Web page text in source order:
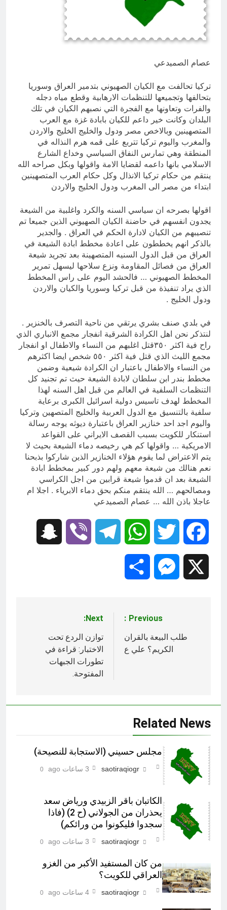
الكاتبان باقر الزبيدي ورياض سعد يحذران
من الجولاني (ح 1) (وإذا كنت فيهم فأقمت
لهم الصلاة فلتقم طائفة منهم معك
عصام الصميدعي
تركيا تحالفت مع الكيان الصهيوني بتدمير العراق وسوريا
بتحالفها وتجميعها للتنظمات الارهابية وقطع مياه دجله
والفرات وتعاونها مع الفجرة التي نصبهم الكيان في تلك
البلدان وكانت خير داعم للكيان بابادة غزة مع العرب
المتصهينين وبالاخص مصر ودول والخليج الخليج والاردن
والمغرب واليوم تركيا تتربع على قمه هرم النذاله في
المنطقة وهي تمارس النفاق السياسي وخداع الشارع
الاسلامي بانها داعمه لقضايا الامة واقولها وبكل صراحه الله
ينتقم من حكام تركيا الانذال وكل حكام العرب المتصهينين
ابتداء من مصر الى المغرب ودول الخليج والاردن
اقولها بصرحه ان سياسي السنه والكرد واغلبية من الشيعة
يجدون انفسهم في حاضنة الكيان الصهيوني الذين جميعا تم
تنصيبهم من الكيان لادارة الحكم في العراق . والجدير
بالذكر انهم يخططون على اعادة مخطط ابادة الشيعة في
العراق من قبل الدول السنيه المتصهينة بعد تجريد شيعة
العراق من فصائل المقاومة ونزع سلاحها ليسهل تمرير
المخطط الصهيوني … فالحشد اليوم على راس المخطط
الذي يراد تنفيذة من قبل تركيا وسوريا والكيان والاردن
ودول الخليج .
في بلدي صنف بشري يرتقي من ناحية التصرف بالخنزير .
لنتذكر نحن اهل الكرادة الشرقية انفجار مجمع الانباري الذي
راح فية اكثر ٣٥٠قتل اغلبهم من النساء والاطفال او انفجار
مجمع الليث الذي قتل فية اكثر ٥٥٠ شخص ايضا اكثرهم
من النساء والاطفال باعتبار ان الكرادة شيعية وضمن
مخطط بندر ابن سلطان لابادة الشيعة حيث تم تجنيد كل
التنظمات السلفية في العالم من قبل اهل السنه لهذا
المخطط لهدف تاسيس دولية اسرائيل الكبرى برعاية
سلفية بالتنسيق مع الدول العربية والخليج المتصهين وتركيا
واليوم اجد احد خنازير العراق باعتبارة ديوثه يوجه رسالة
استنكار للكويت بسبب القصف الايراني على القواعد
الامريكية … واقولها كم هي رخيصه دماء الشيعة بحيث لا
يتم الاعتراض لما يقوم هؤلاء الخنازير الذين شاركوا بذبحنا
نعم هنالك من شيعة معهم ولهم دور كبير بمخطط ابادة
الشيعة بعد ان قدموا شيعة قرابين من اجل الكراسي
ومصالحهم … الله ينتقم منكم بحق دماء الابرياء . اجلا ام
عاجلا باذن الله … عصام الصميدعي
Facebook
Twitter
WhatsApp
Telegram
Viber
Messenger
المقالات
Previous:
طلب البيعة بالقران
الكريم؟ علي ع
Next:
توازن الردع تحت
الاختبار: قراءة في
تطورات الجبهات
المفتوحة.
Related News
مجلس حسيني (الاستجابة للنصيحة)
saotiraqiogr 3 ساعات ago 0
الكاتبان باقر الزبيدي ورياض سعد
يحذران من الجولاني (ح 2) (فاذا
سجدوا فليكونوا من ورائكم)
saotiraqiogr 3 ساعات ago 0
من كان المستفيد الأكبر من الغزو
العراقي للكويت؟
saotiraqiogr 4 ساعات ago 0